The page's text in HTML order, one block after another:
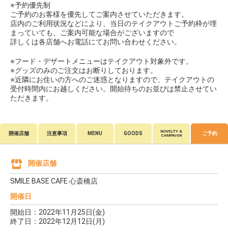
※予約優先制
ご予約のお客様を優先してご案内させていただきます。
店内のご利用状況などにより、当日のテイクアウトご予約枠が埋
まっていても、ご案内可能な場合がございますので
詳しくは各店舗へお電話にてお問い合わせください。
※フード・デザートメニューはテイクアウト対象外です。
※グッズのみのご注文はお断りしております。
※近隣にお住いの方へのご迷惑となりますので、テイクアウトの
受付時間内にお越しください。開始待ちのお並びは禁止させてい
ただきます。
開催店舗 注意事項 MENU GOODS
NOVELTY &
CAMPAIGN
ご予約
開催店舗
SMILE BASE CAFE 心斎橋店
開催日
開始日：2022年11月25日(金)
終了日：2022年12月12日(月)